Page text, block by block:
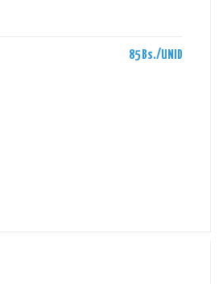
85 Bs./UNID